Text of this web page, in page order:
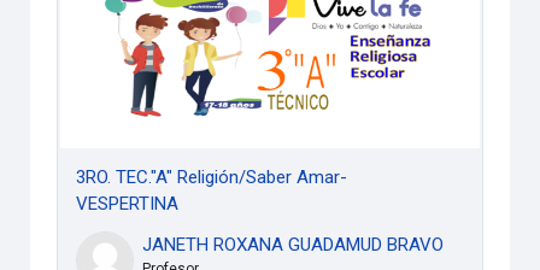
3RO. TEC."A" Religión/Saber Amar-
VESPERTINA
JANETH ROXANA GUADAMUD BRAVO